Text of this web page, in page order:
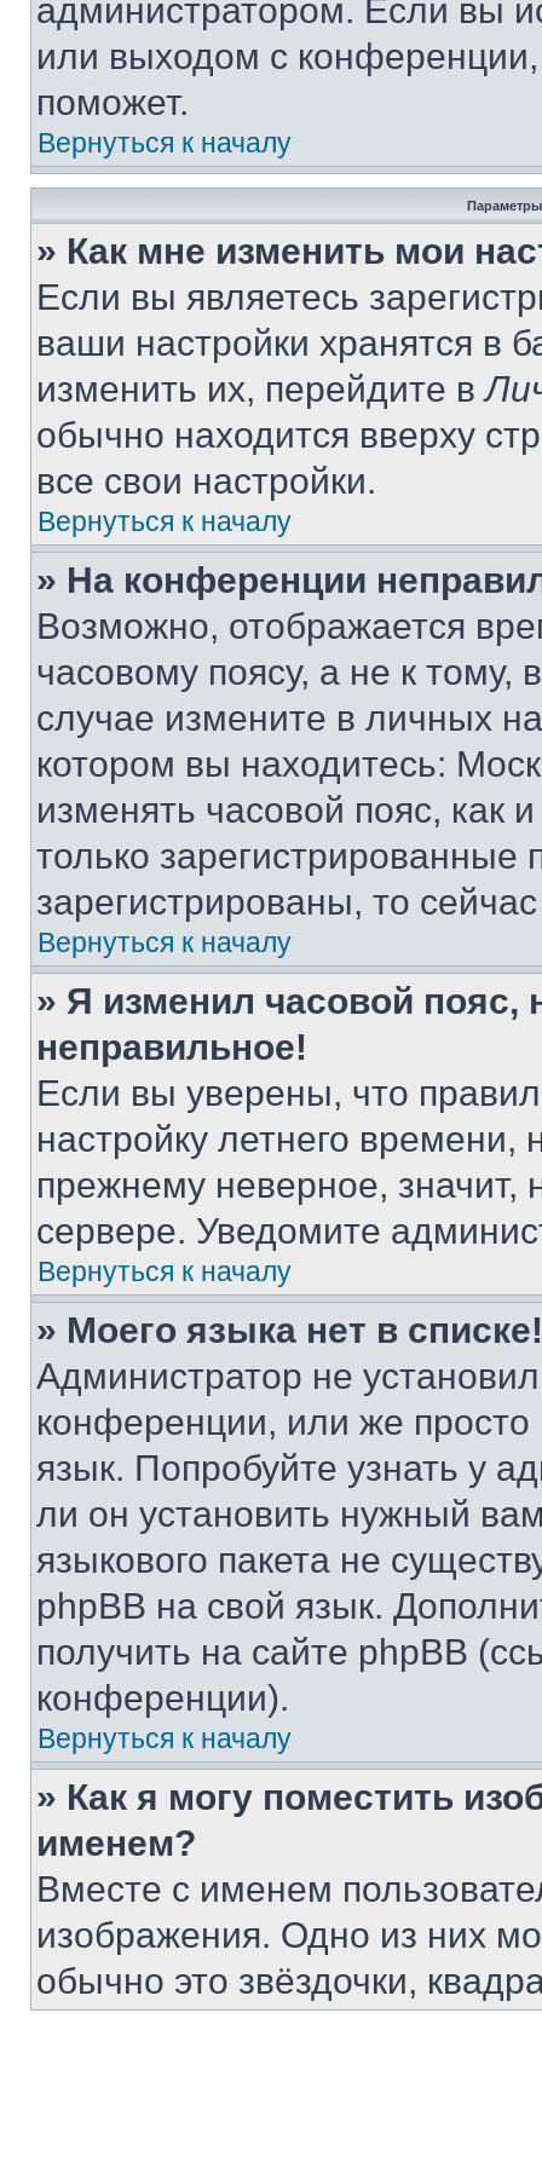
администратором. Если вы
или выходом с
поможет.
Вернуться к началу
Параметры
» Как мне изменить мои
Если вы являетесь
ваши настройки хранятся в
изменить их, перейдите в
обычно находится вверху
все свои настройки.
Вернуться к началу
» На конференции
Возможно, отображается
часовому поясу, а не к тому,
случае измените в личных
котором вы находитесь:
изменять часовой пояс, как
только
зарегистрированы, то
Вернуться к началу
» Я изменил часовой пояс,
неправильное!
Если вы уверены, что
настройку летнего
прежнему неверное, значит,
сервере. Уведомите
Вернуться к началу
» Моего языка нет в списке!
Администратор не
конференции, или же
язык. Попробуйте узнать у
ли он установить нужный
языкового пакета не
phpBB на свой язык.
получить на сайте phpBB
конференции).
Вернуться к началу
» Как я могу поместить
именем?
Вместе с именем
изображения. Одно из них
обычно это звёздочки,